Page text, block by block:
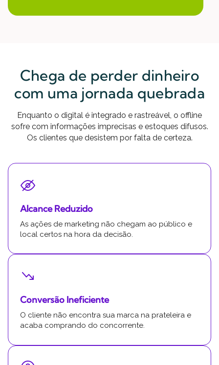
Chega de perder dinheiro
com uma jornada quebrada
Enquanto o digital é integrado e rastreável, o offline
sofre com informações imprecisas e estoques difusos.
Os clientes que desistem por falta de certeza.
Alcance Reduzido
As ações de marketing não chegam ao público e
local certos na hora da decisão.
Conversão Ineficiente
O cliente não encontra sua marca na prateleira e
acaba comprando do concorrente.